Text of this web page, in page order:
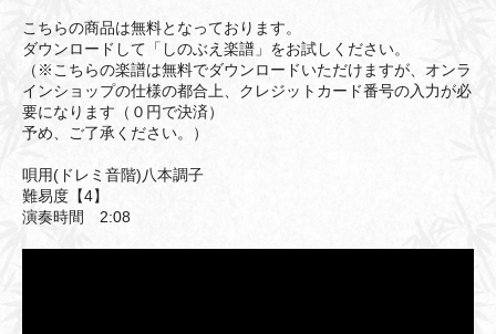
こちらの商品は無料となっております。
ダウンロードして「しのぶえ楽譜」をお試しください。
（※こちらの楽譜は無料でダウンロードいただけますが、オンラ
インショップの仕様の都合上、クレジットカード番号の入力が必
要になります（０円で決済）
予め、ご了承ください。）
唄用(ドレミ音階)八本調子
難易度【4】
演奏時間 2:08